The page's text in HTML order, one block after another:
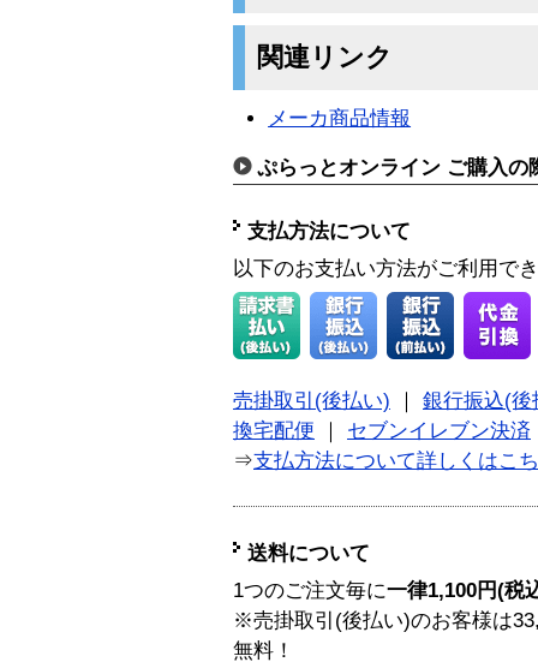
関連リンク
メーカ商品情報
ぷらっとオンライン ご購入の
支払方法について
以下のお支払い方法がご利用で
売掛取引(後払い)
銀行振込(後
換宅配便
セブンイレブン決済
⇒支払方法について詳しくはこ
送料について
1つのご注文毎に一律1,100円(税
※売掛取引(後払い)のお客様は
無料！